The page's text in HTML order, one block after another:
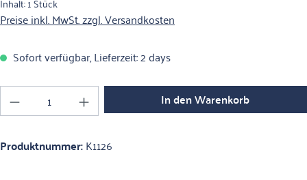
Preise inkl. MwSt. zzgl. Versandkosten
Sofort verfügbar, Lieferzeit: 2 days
Produkt Anzahl: Gib den gewünschten Wert
In den Warenkorb
Produktnummer:K1126